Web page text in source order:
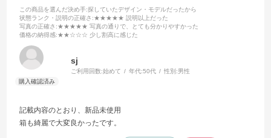
この商品を選んだ決め手:探していたデザイン・モデルだったから
状態ランク・説明の正確さ :★★★★★ 説明以上だった
写真の正確さ :★★★★★ 写真の通りで、とても分かりやすかった
価格の納得感:★★☆☆☆ 少し割高に感じた
sj
ご利用回数:始めて 年代:50代 性別:男性
記載内容のとおり、新品未使用
箱も綺麗で大変良かったです。